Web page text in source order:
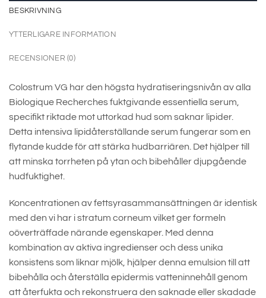
BESKRIVNING
YTTERLIGARE INFORMATION
RECENSIONER (0)
Colostrum VG har den högsta hydratiseringsnivån av alla
Biologique Recherches fuktgivande essentiella serum,
specifikt riktade mot uttorkad hud som saknar lipider.
Detta intensiva lipidåterställande serum fungerar som en
flytande kudde för att stärka hudbarriären. Det hjälper till
att minska torrheten på ytan och bibehåller djupgående
hudfuktighet.
Koncentrationen av fettsyrasammansättningen är identisk
med den vi har i stratum corneum vilket ger formeln
oöverträffade närande egenskaper. Med denna
kombination av aktiva ingredienser och dess unika
konsistens som liknar mjölk, hjälper denna emulsion till att
bibehålla och återställa epidermis vatteninnehåll genom
att återfukta och rekonstruera den saknade eller skadade